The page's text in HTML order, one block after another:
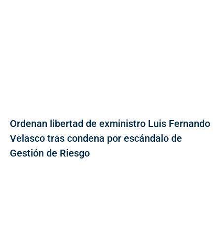
Ordenan libertad de exministro Luis Fernando
Velasco tras condena por escándalo de
Gestión de Riesgo